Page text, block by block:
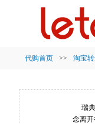
代购首页 >> 淘宝
瑞典
念离